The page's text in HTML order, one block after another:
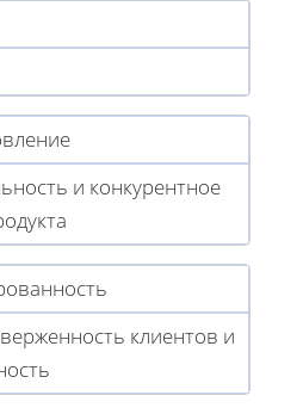
и конкурентное
клиентов и